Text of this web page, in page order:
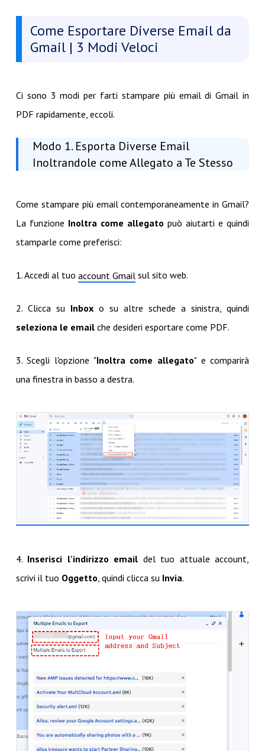
Come Esportare Diverse Email da
Gmail | 3 Modi Veloci
Ci sono 3 modi per farti stampare più email di Gmail in
PDF rapidamente, eccoli.
Modo 1. Esporta Diverse Email
Inoltrandole come Allegato a Te Stesso
Come stampare più email contemporaneamente in Gmail?
La funzione Inoltra come allegato può aiutarti e quindi
stamparle come preferisci:
1. Accedi al tuo account Gmailsul sito web.
2. Clicca su Inboxo su altre schede a sinistra, quindi
seleziona le emailche desideri esportare come PDF.
3. Scegli l'opzione "Inoltra come allegato" e comparirà
una finestra in basso a destra.
4. Inserisci l'indirizzo email del tuo attuale account,
scrivi il tuo Oggetto , quindi clicca su Invia.